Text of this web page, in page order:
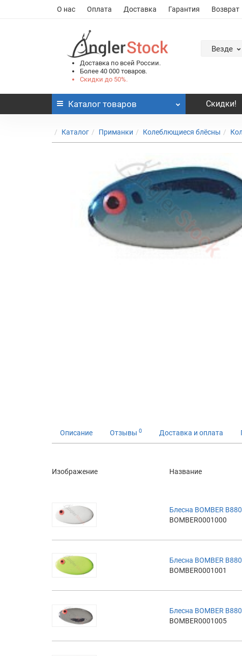
О нас Оплата Доставка Гарантия Возврат
Доставка по всей России.
Более 40 000 товаров.
Скидки до 50%.
Везде
Каталог товаров Скидки!
Каталог Приманки Колеблющиеся блёсны
Описание Отзывы 0 Доставка и оплата
Изображение Название
Блесна BOMBER
BOMBER0001000
Блесна BOMBER
BOMBER0001001
Блесна BOMBER
BOMBER0001005